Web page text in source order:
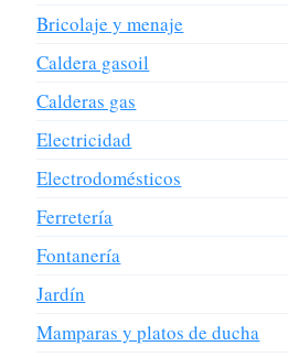
Bricolaje y menaje
Caldera gasoil
Calderas gas
Electricidad
Electrodomésticos
Ferretería
Fontanería
Jardín
Mamparas y platos de ducha